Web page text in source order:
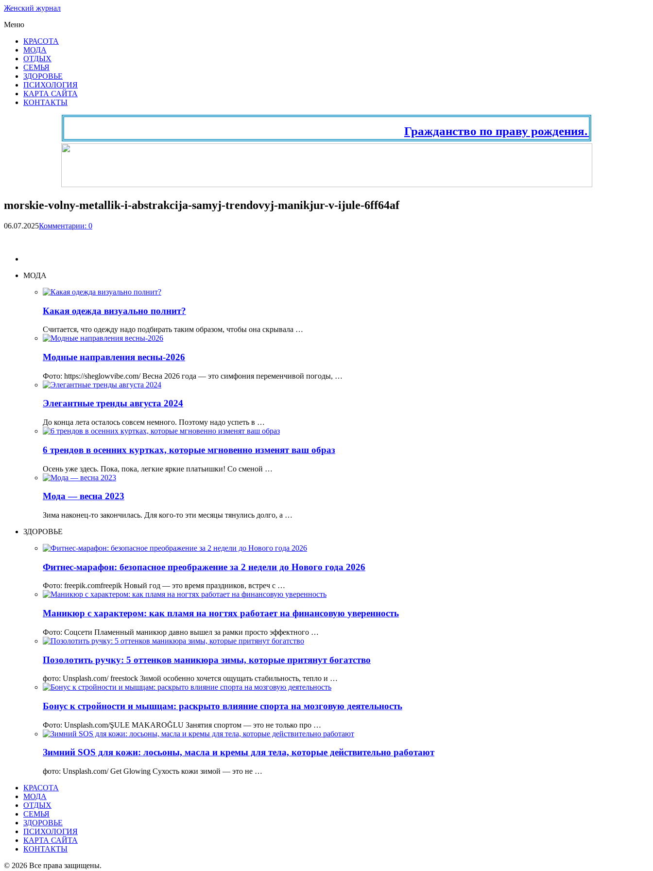
Женский журнал
Меню
КРАСОТА
МОДА
ОТДЫХ
СЕМЬЯ
ЗДОРОВЬЕ
ПСИХОЛОГИЯ
КАРТА САЙТА
КОНТАКТЫ
Гражданство по праву рождения. Паспорт в
morskie-volny-metallik-i-abstrakcija-samyj-trendovyj-manikjur-v-ijule-6ff64af
06.07.2025Комментарии: 0
МОДА
Какая одежда визуально полнит?
Считается, что одежду надо подбирать таким образом, чтобы она скрывала …
Модные направления весны-2026
Фото: https://sheglowvibe.com/ Весна 2026 года — это симфония переменчивой погоды, …
Элегантные тренды августа 2024
До конца лета осталось совсем немного. Поэтому надо успеть в …
6 трендов в осенних куртках, которые мгновенно изменят ваш образ
Осень уже здесь. Пока, пока, легкие яркие платьишки! Со сменой …
Мода — весна 2023
Зима наконец-то закончилась. Для кого-то эти месяцы тянулись долго, а …
ЗДОРОВЬЕ
Фитнес-марафон: безопасное преображение за 2 недели до Нового года 2026
Фото: freepik.comfreepik Новый год — это время праздников, встреч с …
Маникюр с характером: как пламя на ногтях работает на финансовую уверенность
Фото: Соцсети Пламенный маникюр давно вышел за рамки просто эффектного …
Позолотить ручку: 5 оттенков маникюра зимы, которые притянут богатство
фото: Unsplash.com/ freestock Зимой особенно хочется ощущать стабильность, тепло и …
Бонус к стройности и мышцам: раскрыто влияние спорта на мозговую деятельность
Фото: Unsplash.com/ŞULE MAKAROĞLU Занятия спортом — это не только про …
Зимний SOS для кожи: лосьоны, масла и кремы для тела, которые действительно работают
фото: Unsplash.com/ Get Glowing Сухость кожи зимой — это не …
КРАСОТА
МОДА
ОТДЫХ
СЕМЬЯ
ЗДОРОВЬЕ
ПСИХОЛОГИЯ
КАРТА САЙТА
КОНТАКТЫ
© 2026 Все права защищены.